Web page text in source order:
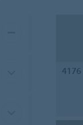
4176